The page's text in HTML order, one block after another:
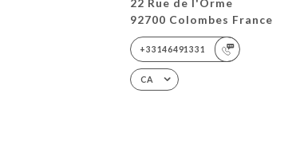
22 Rue de l'Orme
92700 Colombes France
+33146491331
CA